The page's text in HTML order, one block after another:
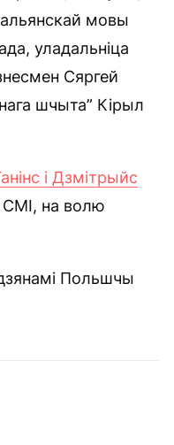
мовы
уладальніца
Сяргей
шчыта” Кірыл
і Дзмітрыйс
СМІ, на волю
Польшчы